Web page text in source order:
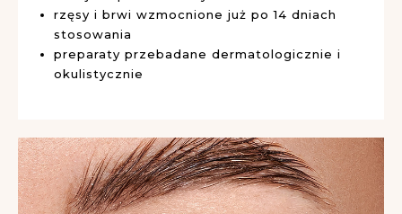
rzęsy i brwi wzmocnione już po 14 dniach
stosowania
preparaty przebadane dermatologicznie i
okulistycznie